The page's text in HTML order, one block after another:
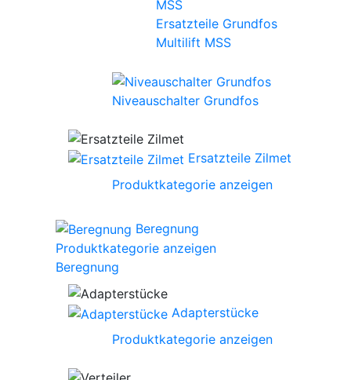
Ersatzteile Grundfos
Multilift MSS
Niveauschalter Grundfos
Ersatzteile Zilmet
Produktkategorie anzeigen
Beregnung
Produktkategorie anzeigen
Beregnung
Adapterstücke
Produktkategorie anzeigen